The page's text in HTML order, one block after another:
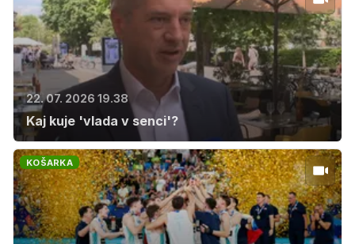
22. 07. 2026 19.38
Kaj kuje 'vlada v senci'?
KOŠARKA